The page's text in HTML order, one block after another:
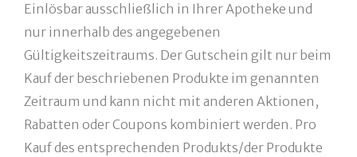
Einlösbar ausschließlich in Ihrer Apotheke und
nur innerhalb des angegebenen
Gültigkeitszeitraums. Der Gutschein gilt nur beim
Kauf der beschriebenen Produkte im genannten
Zeitraum und kann nicht mit anderen Aktionen,
Rabatten oder Coupons kombiniert werden. Pro
Kauf des entsprechenden Produkts/der Produkte